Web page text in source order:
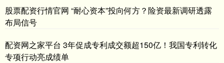
股票配资行情官网 “耐心资本”投向何方？险资最新调研透露
布局信号
配资网之家平台 3年促成专利成交额超150亿！我国专利转化
专项行动亮成绩单